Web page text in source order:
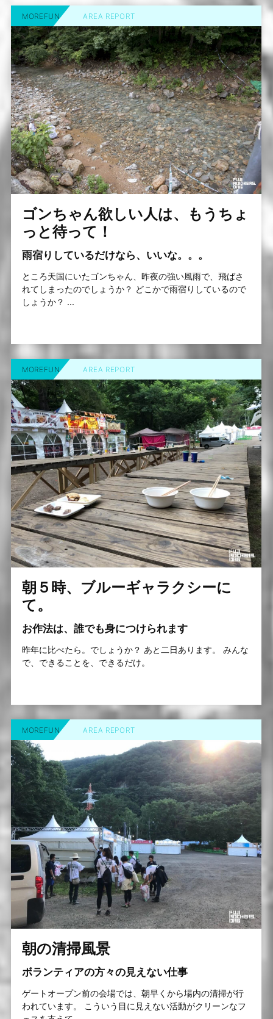
MOREFUN AREA REPORT
ゴンちゃん欲しい人は、もうちょ
っと待って！
雨宿りしているだけなら、いいな。。。
ところ天国にいたゴンちゃん、昨夜の強い風雨で、飛ばさ
れてしまったのでしょうか？ どこかで雨宿りしているので
しょうか？ ...
MOREFUN AREA REPORT
朝５時、ブルーギャラクシーに
て。
お作法は、誰でも身につけられます
昨年に比べたら。でしょうか？ あと二日あります。 みんな
で、できることを、できるだけ。
MOREFUN AREA REPORT
朝の清掃風景
ボランティアの方々の見えない仕事
ゲートオープン前の会場では、朝早くから場内の清掃が行
われています。 こういう目に見えない活動がクリーンなフ